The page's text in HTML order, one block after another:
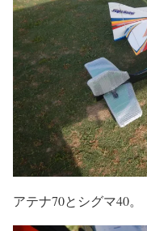
アテナ70とシグマ40。